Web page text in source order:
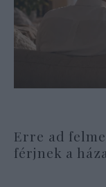
Erre ad
férjnek a